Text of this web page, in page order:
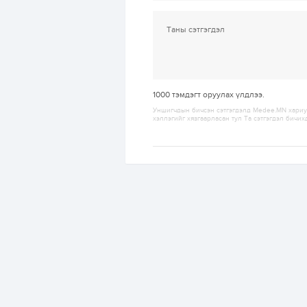
1000 тэмдэгт оруулах үлдлээ.
Уншигчдын бичсэн сэтгэгдэлд Medee.MN
хэллэгийг хязгаарласан тул Та сэтгэгдэл